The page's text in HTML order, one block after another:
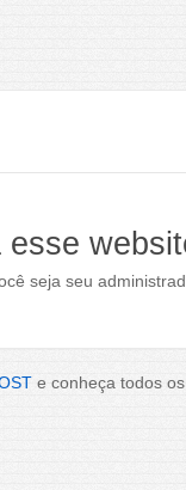
esse
seja seu
e conheça todos